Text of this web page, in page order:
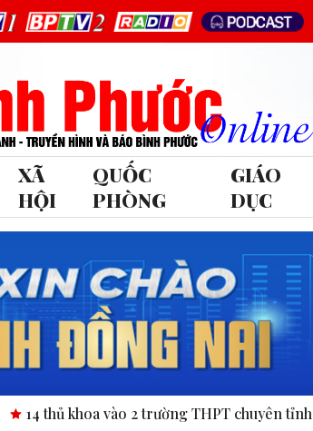
XÃ
HỘI
QUỐC
PHÒNG
GIÁO
DỤC
THPT chuyên tỉnh Bình Phước. Công